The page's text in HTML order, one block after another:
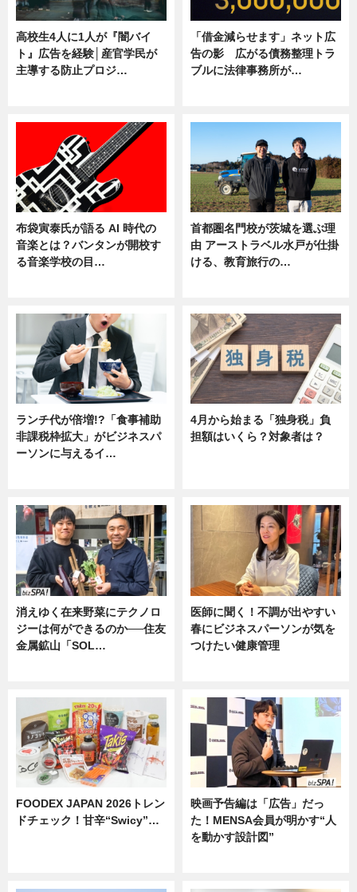
高校生4人に1人が『闇バイ
ト』広告を経験│産官学民が
主導する防止プロジ…
「借金減らせます」ネット広
告の影 広がる債務整理トラ
ブルに法律事務所が…
布袋寅泰氏が語る AI 時代の
音楽とは？バンタンが開校す
る音楽学校の目…
首都圏名門校が茨城を選ぶ理
由 アーストラベル水戸が仕掛
ける、教育旅行の…
ランチ代が倍増!?「食事補助
非課税枠拡大」がビジネスパ
ーソンに与えるイ…
4月から始まる「独身税」負
担額はいくら？対象者は？
消えゆく在来野菜にテクノロ
ジーは何ができるのか──住友
金属鉱山「SOL…
医師に聞く！不調が出やすい
春にビジネスパーソンが気を
つけたい健康管理
FOODEX JAPAN 2026トレン
ドチェック！甘辛“Swicy”…
映画予告編は「広告」だっ
た！MENSA会員が明かす“人
を動かす設計図”